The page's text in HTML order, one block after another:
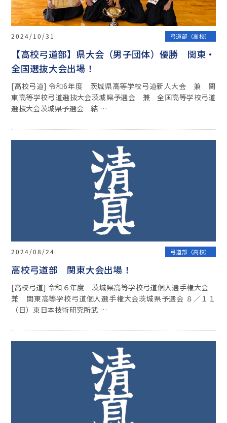
2024/10/31 弓道部（高校）
【高校弓道部】県大会（男子団体）優勝 関東・
全国選抜大会出場！
[高校弓道] 令和6年度 茨城県高等学校弓道新人大会 兼 関
東高等学校弓道選抜大会茨城県予選会 兼 全国高等学校弓道
選抜大会茨城県予選会 結 …
2024/08/24 弓道部（高校）
高校弓道部 関東大会出場！
[高校弓道] 令和６年度 茨城県高等学校弓道個人選手権大会
兼 関東高等学校弓道個人選手権大会茨城県予選会 ８／１１
（日）東日本技術研究所武 …